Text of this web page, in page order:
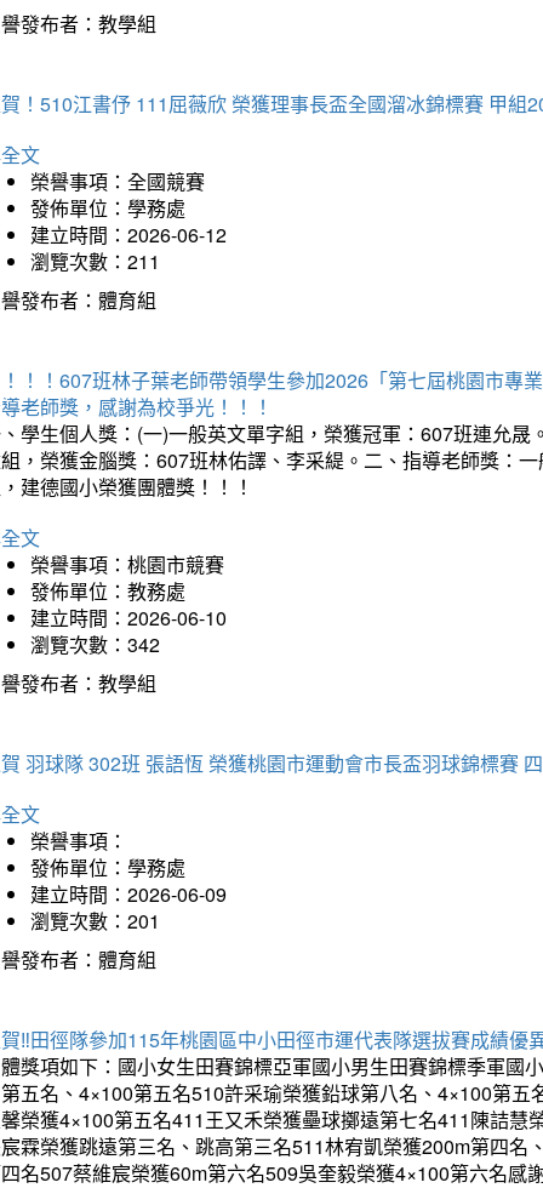
發布者：教學組
！510江書伃 111屈薇欣 榮獲理事長盃全國溜冰錦標賽 甲組
文
榮譽事項：全國競賽
發佈單位：學務處
建立時間：2026-06-12
瀏覽次數：211
發布者：體育組
！！607班林子葉老師帶領學生參加2026「第七屆桃園市專
老師獎，感謝為校爭光！！！
學生個人獎：(一)一般英文單字組，榮獲冠軍：607班連允
，榮獲金腦獎：607班林佑譯、李采緹。二、指導老師獎：
建德國小榮獲團體獎！！！
文
榮譽事項：桃園市競賽
發佈單位：教務處
建立時間：2026-06-10
瀏覽次數：342
發布者：教學組
羽球隊 302班 張語恆 榮獲桃園市運動會市長盃羽球錦標賽
文
榮譽事項：
發佈單位：學務處
建立時間：2026-06-09
瀏覽次數：201
發布者：體育組
‼️田徑隊參加115年桃園區中小田徑市運代表隊選拔賽成績優
獎項如下：國小女生田賽錦標亞軍國小男生田賽錦標季軍國
五名、4×100第五名510許采瑜榮獲鉛球第八名、4×100第
榮獲4×100第五名411王又禾榮獲壘球擲遠第七名411陳詰
霖榮獲跳遠第三名、跳高第三名511林宥凱榮獲200m第四
名507蔡維宸榮獲60m第六名509吳奎毅榮獲4×100第六名